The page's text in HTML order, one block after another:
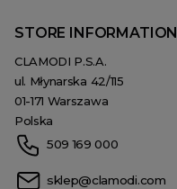
STORE INFORMATION
CLAMODI P.S.A.
ul. Młynarska 42/115
01-171 Warszawa
Polska
509 169 000
sklep@clamodi.com